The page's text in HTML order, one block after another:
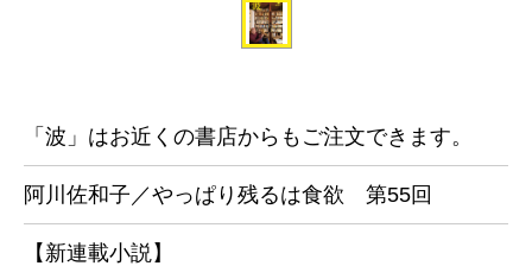
「波」はお近くの書店からもご注文できます。
阿川佐和子／やっぱり残るは食欲 第55回
【新連載小説】